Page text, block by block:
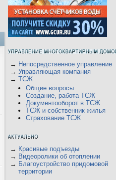
→ Непосредственное управление
→ Управляющая компания
→ ТСЖ
Общие вопросы
Создание, работа ТСЖ
Документооборот в ТСЖ
ТСЖ и собственник жилья
Страхование ТСЖ
→ Красивые подъезды
→ Видеоролики об отоплении
→ Благоустройство придомовой
территории